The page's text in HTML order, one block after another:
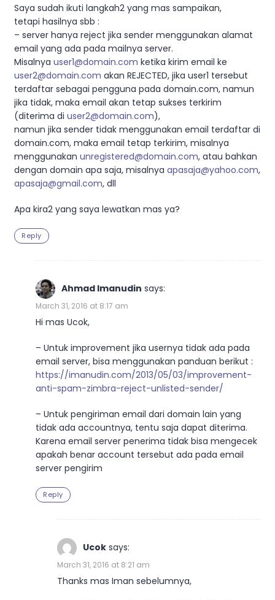
Saya sudah ikuti langkah2 yang mas sampaikan,
tetapi hasilnya sbb :
– server hanya reject jika sender menggunakan alamat
email yang ada pada mailnya server.
Misalnya user1@domain.com ketika kirim email ke
user2@domain.com akan REJECTED, jika user1 tersebut
terdaftar sebagai pengguna pada domain.com, namun
jika tidak, maka email akan tetap sukses terkirim
(diterima di user2@domain.com),
namun jika sender tidak menggunakan email terdaftar di
domain.com, maka email tetap terkirim, misalnya
menggunakan unregistered@domain.com, atau bahkan
dengan domain apa saja, misalnya apasaja@yahoo.com,
apasaja@gmail.com, dll
Apa kira2 yang saya lewatkan mas ya?
Reply
Ahmad Imanudin says:
March 31, 2016 at 8:17 am
Hi mas Ucok,
– Untuk improvement jika usernya tidak ada pada
email server, bisa menggunakan panduan berikut :
https://imanudin.com/2013/05/03/improvement-
anti-spam-zimbra-reject-unlisted-sender/
– Untuk pengiriman email dari domain lain yang
tidak ada accountnya, tentu saja dapat diterima.
Karena email server penerima tidak bisa mengecek
apakah benar account tersebut ada pada email
server pengirim
Reply
Ucok says:
March 31, 2016 at 8:21 am
Thanks mas Iman sebelumnya,